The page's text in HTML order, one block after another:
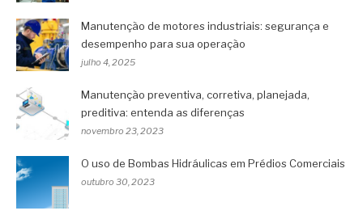
Manutenção de motores industriais: segurança e
desempenho para sua operação
julho 4, 2025
Manutenção preventiva, corretiva, planejada,
preditiva: entenda as diferenças
novembro 23, 2023
O uso de Bombas Hidráulicas em Prédios Comerciais
outubro 30, 2023